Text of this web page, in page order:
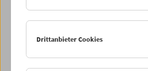
Sa 9.7.
Drittanbieter Cookies